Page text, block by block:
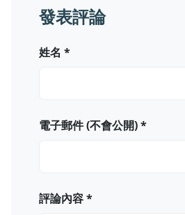
發表評論
姓名 *
電子郵件 (不會公開) *
評論內容 *